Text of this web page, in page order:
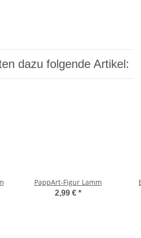
dazu folgende Artikel:
PappArt-Figur Lamm
2,99 € *